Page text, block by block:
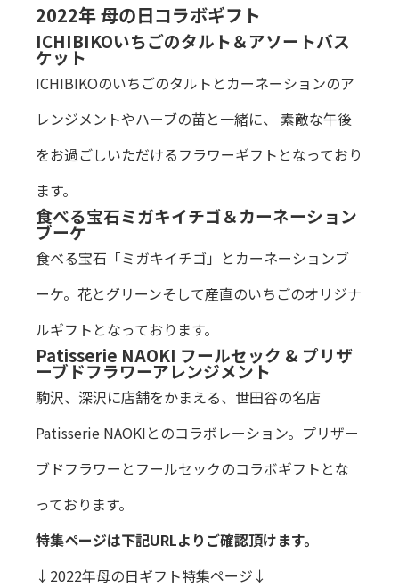
2022年 母の日コラボギフト
ICHIBIKOいちごのタルト＆アソートバス
ケット
ICHIBIKOのいちごのタルトとカーネーションのア
レンジメントやハーブの苗と一緒に、 素敵な午後
をお過ごしいただけるフラワーギフトとなっており
ます。
食べる宝石ミガキイチゴ＆カーネーション
ブーケ
食べる宝石「ミガキイチゴ」とカーネーションブ
ーケ。花とグリーンそして産直のいちごのオリジナ
ルギフトとなっております。
Patisserie NAOKI フールセック & プリザ
ーブドフラワーアレンジメント
駒沢、深沢に店舗をかまえる、世田谷の名店
Patisserie NAOKIとのコラボレーション。プリザー
ブドフラワーとフールセックのコラボギフトとな
っております。
特集ページは下記URLよりご確認頂けます。
↓2022年母の日ギフト特集ページ↓